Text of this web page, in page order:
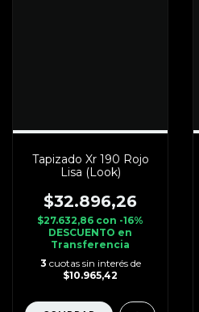
Tapizado Xr 190 Rojo
Lisa (Look)
$32.896,26
$27.632,86 con -16%
DESCUENTO en
Transferencia
3 cuotas sin interés de
$10.965,42